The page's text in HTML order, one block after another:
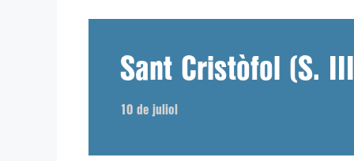
Sant Cristòfol (S.
10 de juliol